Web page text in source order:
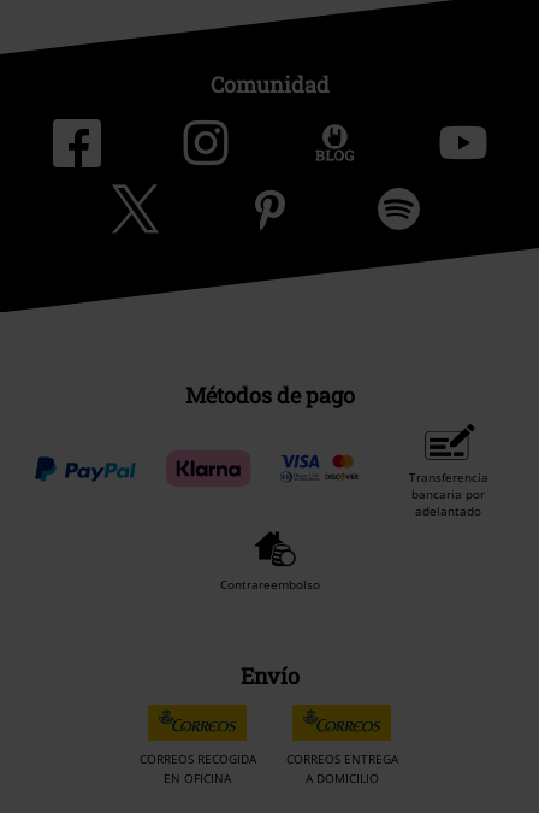
Comunidad
Métodos de pago
Transferencia
bancaria por
adelantado
Contrareembolso
Envío
CORREOS RECOGIDA
EN OFICINA
CORREOS ENTREGA
A DOMICILIO